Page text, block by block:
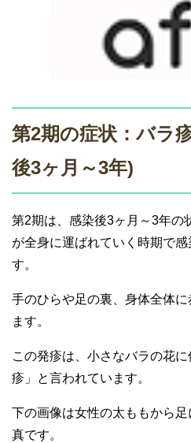
第2期の症状：バラ
後3ヶ月～3年)
第2期は、感染後3ヶ月～3年の
が全身に運ばれていく時期で
す。
手のひらや足の裏、身体全体
ます。
この発疹は、小さなバラの花
疹」と言われています。
下の画像は女性の太ももから
真です。